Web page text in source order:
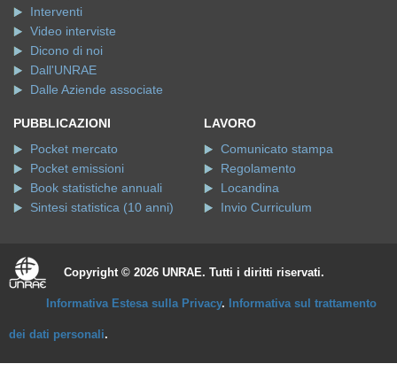
Interventi
Video interviste
Dicono di noi
Dall'UNRAE
Dalle Aziende associate
PUBBLICAZIONI
Pocket mercato
Pocket emissioni
Book statistiche annuali
Sintesi statistica (10 anni)
LAVORO
Comunicato stampa
Regolamento
Locandina
Invio Curriculum
Copyright © 2026 UNRAE. Tutti i diritti riservati.
Informativa Estesa sulla Privacy. Informativa sul trattamento
dei dati personali.